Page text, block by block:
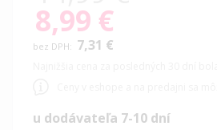
Special
Price
8,99 €
7,31 €
u dodávateľa 7-10 dní